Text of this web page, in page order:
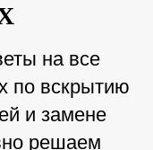
на все
по вскрытию
и замене
решаем